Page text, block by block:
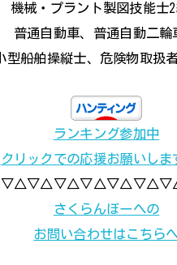
機械・プラント製図技能士2
普通自動車、普通自動二輪
型船舶操縦士、危険物取扱
ランキング参加中
クリックでの応援お願いしま
さくらんぼーへの
お問い合わせはこちら